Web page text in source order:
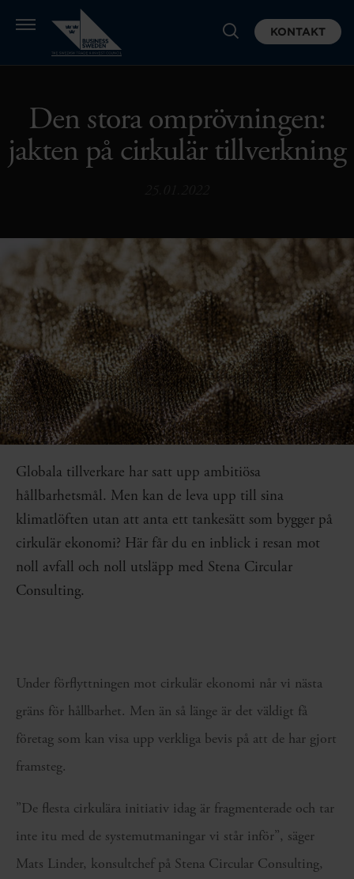
KONTAKT
Den stora omprövningen:
jakten på cirkulär tillverkning
Globala tillverkare har satt upp ambitiösa
hållbarhetsmål. Men kan de leva upp till sina
klimatlöften utan att anta ett tankesätt som bygger på
cirkulär ekonomi? Här får du en inblick i resan mot
noll avfall och noll utsläpp med Stena Circular
Consulting.
Under förflyttningen mot cirkulär ekonomi når vi nästa
gräns för hållbarhet. Men än så länge är det väldigt få
företag som kan visa upp verkliga bevis på att de har gjort
framsteg.
”De flesta cirkulära initiativ idag är fragmenterade och tar
inte itu med de systemutmaningar vi står inför”, säger
Mats Linder, konsultchef på Stena Circular Consulting,